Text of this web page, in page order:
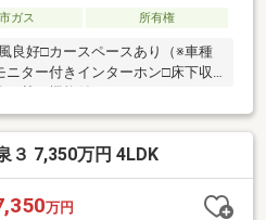
ガス 所有権
良好□カースペースあり（※車種
ター付きインターホン□床下収
３ 7,350万円 4LDK
万円